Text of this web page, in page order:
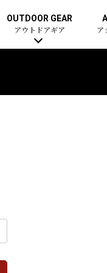
OUTDOOR GEAR
アウトドアギア ア